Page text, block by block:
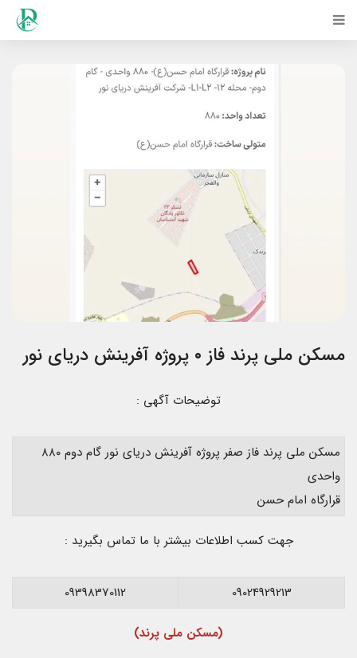
مسکن ملی پرند فاز ۰ پروژه آفرینش دریای نور
توضیحات آگهی :
مسکن ملی پرند فاز صفر پروژه آفرینش دریای نور گام دوم ۸۸۰
واحدی
قرارگاه امام حسن
جهت کسب اطلاعات بیشتر با ما تماس بگیرید :
09024929213
09398370112
(مسکن ملی پرند)